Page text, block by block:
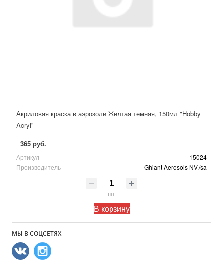
Акриловая краска в аэрозоли Желтая темная, 150мл "Hobby
Acryl"
365 руб.
Артикул
15024
Производитель
Ghiant Aerosols NV./sa
шт
В корзину
МЫ В СОЦСЕТЯХ